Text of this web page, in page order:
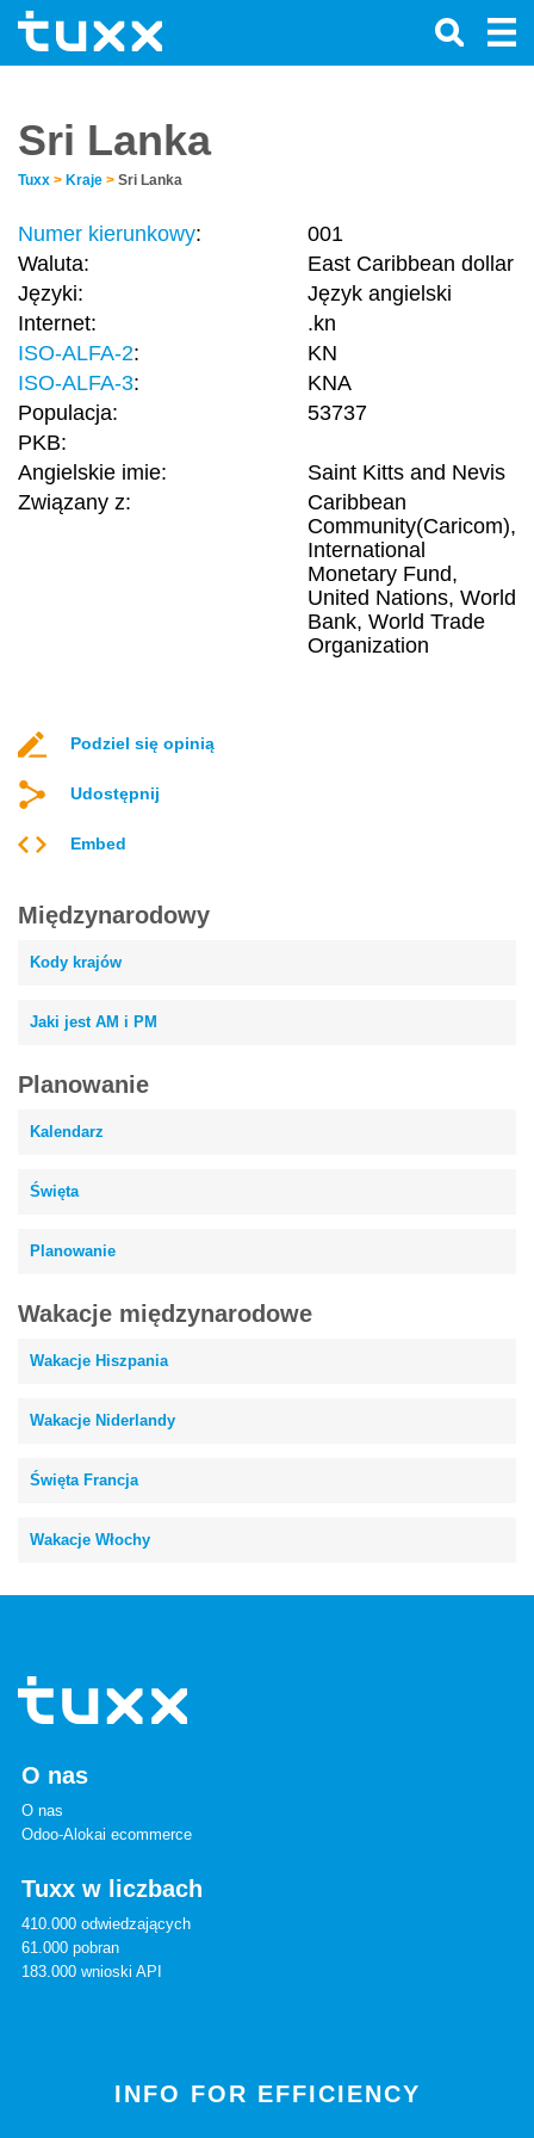
Sri Lanka
Tuxx > Kraje > Sri Lanka
Numer kierunkowy:
001
Waluta:
East Caribbean dollar
Języki:
Język angielski
Internet:
.kn
ISO-ALFA-2:
KN
ISO-ALFA-3:
KNA
Populacja:
53737
PKB:
Angielskie imie:
Saint Kitts and Nevis
Związany z:
Caribbean
Community(Caricom),
International
Monetary Fund,
United Nations, World
Bank, World Trade
Organization
Podziel się opinią
Udostępnij
Embed
Międzynarodowy
Kody krajów
Jaki jest AM i PM
Planowanie
Kalendarz
Święta
Planowanie
Wakacje międzynarodowe
Wakacje Hiszpania
Wakacje Niderlandy
Święta Francja
Wakacje Włochy
O nas
O nas
Odoo-Alokai ecommerce
Tuxx w liczbach
410.000 odwiedzających
61.000 pobran
183.000 wnioski API
INFO FOR EFFICIENCY